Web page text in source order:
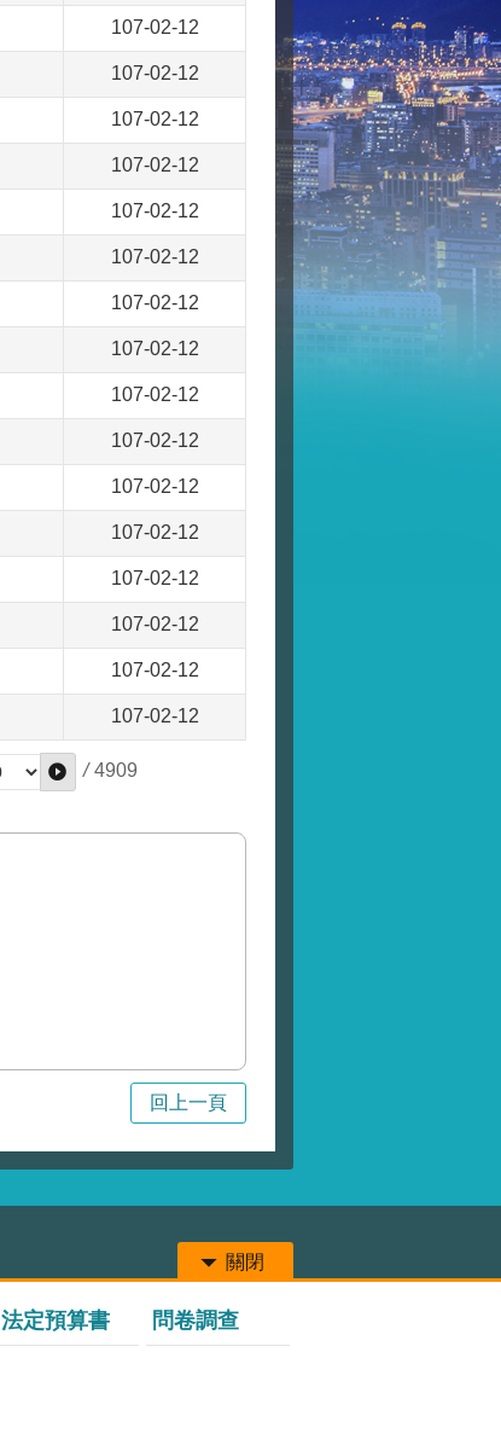
107-02-12
107-02-12
107-02-12
107-02-12
107-02-12
107-02-12
107-02-12
107-02-12
107-02-12
107-02-12
107-02-12
107-02-12
107-02-12
107-02-12
107-02-12
107-02-12
/ 4909
回上一頁
關閉
法定預算書 問卷調查